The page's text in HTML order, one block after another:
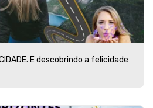
a felicidade